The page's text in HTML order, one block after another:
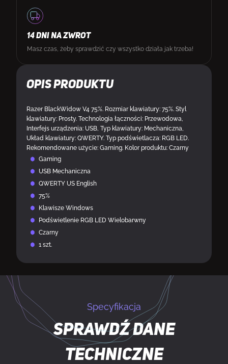
Opis produktu
Razer BlackWidow V4 75%. Rozmiar klawiatury: 75%. Styl
klawiatury: Prosty. Technologia łączności: Przewodowa,
Interfejs urządzenia: USB, Typ klawiatury: Mechaniczna,
Układ klawiatury: QWERTY. Typ podświetlacza: RGB LED.
Rekomendowane użycie: Gaming. Kolor produktu: Czarny
Gaming
USB Mechaniczna
QWERTY US English
75%
Klawisze Windows
Podświetlenie RGB LED Wielobarwny
Czarny
1 szt.
14 DNI NA ZWROT
Masz czas, żeby sprawdzić czy wszystko działa jak trzeba!
Specyfikacja
Sprawdź dane
techniczne